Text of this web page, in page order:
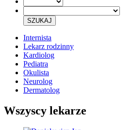
SZUKAJ
Internista
Lekarz rodzinny
Kardiolog
Pediatra
Okulista
Neurolog
Dermatolog
Wszyscy lekarze